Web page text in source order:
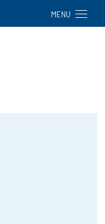
MENU